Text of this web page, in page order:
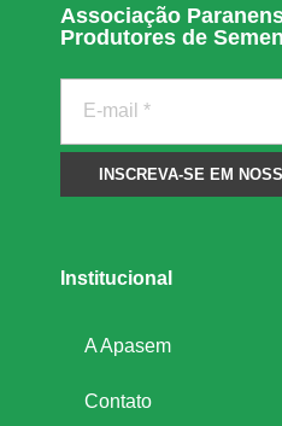
g
e
n
Associação
Produtores de
Institucional
A Apasem
Contato